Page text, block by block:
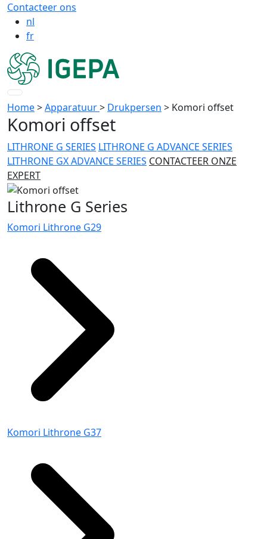
Contacteer ons
nl
fr
Home>Apparatuur> Drukpersen > Komori offset
Komori offset
LITHRONE G SERIES LITHRONE G ADVANCE SERIES
LITHRONE GX ADVANCE SERIES CONTACTEER ONZE
EXPERT
Lithrone G Series
Komori Lithrone G29
Komori Lithrone G37